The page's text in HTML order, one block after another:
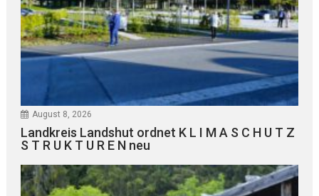
August 8, 2026
Landkreis Landshut ordnet K L I M A S C H U T Z
S T R U K T U R E N neu